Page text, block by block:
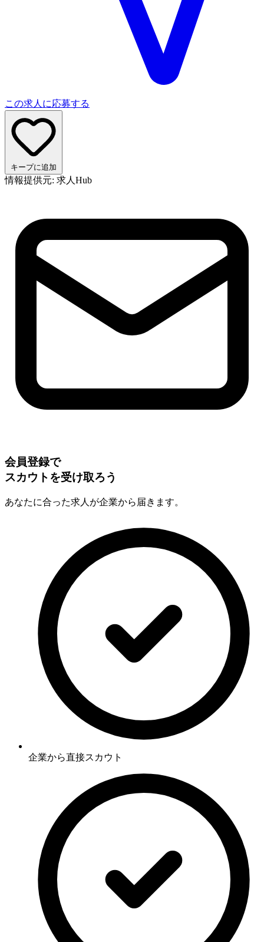
この求人に応募する
キープに追加
情報提供元: 求人Hub
会員登録で
スカウトを受け取ろう
あなたに合った求人が企業から届きます。
企業から直接スカウト